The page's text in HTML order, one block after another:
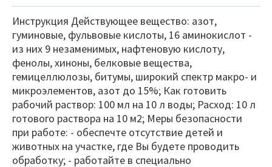
Инструкция Действующее вещество: азот,
гуминовые, фульвовые кислоты, 16 аминокислот -
из них 9 незаменимых, нафтеновую кислоту,
фенолы, хиноны, белковые вещества,
гемицеллюлозы, битумы, широкий спектр макро- и
микроэлементов, азот до 15%; Как готовить
рабочий раствор: 100 мл на 10 л воды; Расход: 10 л
готового раствора на 10 м2; Меры безопасности
при работе: - обеспечте отсутствие детей и
животных на участке, где Вы будете проводить
обработку; - работайте в специально